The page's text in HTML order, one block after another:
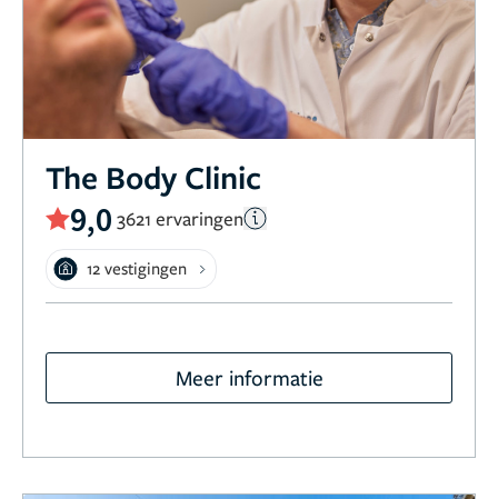
The Body Clinic
9,0 3621 ervaringen
12 vestigingen
Meer informatie